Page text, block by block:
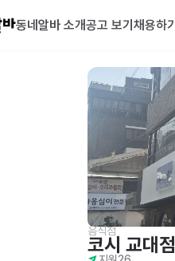
동네알바 소개공고 보기 채용하기
음식점
코시 교대점